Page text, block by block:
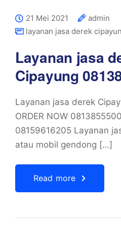
21 Mei 2021
admin
layanan jasa derek
Layanan jasa
Cipayung
Layanan jasa derek
ORDER NOW
08159616205 Layanan
atau mobil gendong […]
Read more